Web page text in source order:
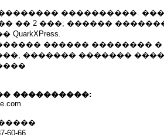
����������.
2 ���; ������ ������� Adobe
������ ��������
������� �������
����������:
66